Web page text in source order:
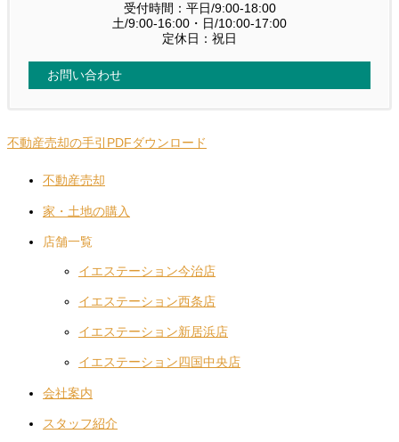
受付時間：平日/9:00-18:00
土/9:00-16:00・日/10:00-17:00
定休日：祝日
お問い合わせ
不動産売却の手引PDFダウンロード
不動産売却
家・土地の購入
店舗一覧
イエステーション今治店
イエステーション西条店
イエステーション新居浜店
イエステーション四国中央店
会社案内
スタッフ紹介